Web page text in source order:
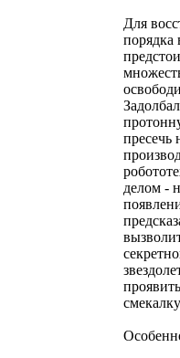
Для
порядка
пресечь
делом -